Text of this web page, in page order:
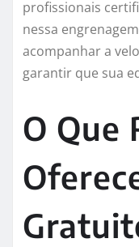
profissionais
nessa
acompanhar a
garantir que sua
O Que